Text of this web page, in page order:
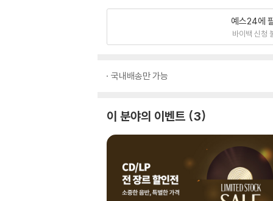
예스24에
바이백 신청
국내배송만 가능
이 분야의 이벤트 3